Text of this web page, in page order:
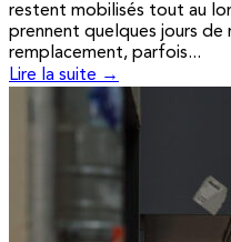
restent mobilisés tout au
prennent quelques jours de
remplacement, parfois...
Lire la suite →